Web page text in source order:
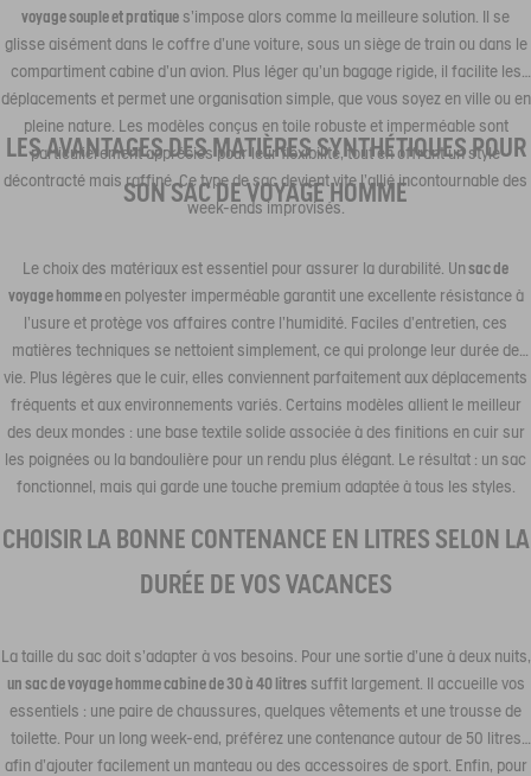
voyage souple et pratique s’impose alors comme la meilleure solution. Il se
glisse aisément dans le coffre d’une voiture, sous un siège de train ou dans le
compartiment cabine d’un avion. Plus léger qu’un bagage rigide, il facilite les
déplacements et permet une organisation simple, que vous soyez en ville ou en
pleine nature. Les modèles conçus en toile robuste et imperméable sont
particulièrement appréciés pour leur flexibilité, tout en offrant un style
décontracté mais raffiné. Ce type de sac devient vite l’allié incontournable des
week-ends improvisés.
LES AVANTAGES DES MATIÈRES SYNTHÉTIQUES POUR
SON SAC DE VOYAGE HOMME
Le choix des matériaux est essentiel pour assurer la durabilité. Unsac de
voyage hommeen polyester imperméable garantit une excellente résistance à
l’usure et protège vos affaires contre l’humidité. Faciles d’entretien, ces
matières techniques se nettoient simplement, ce qui prolonge leur durée de
vie. Plus légères que le cuir, elles conviennent parfaitement aux déplacements
fréquents et aux environnements variés. Certains modèles allient le meilleur
des deux mondes : une base textile solide associée à des finitions en cuir sur
les poignées ou la bandoulière pour un rendu plus élégant. Le résultat : un sac
fonctionnel, mais qui garde une touche premium adaptée à tous les styles.
CHOISIR LA BONNE CONTENANCE EN LITRES SELON LA
DURÉE DE VOS VACANCES
La taille du sac doit s’adapter à vos besoins. Pour une sortie d’une à deux nuits,
un sac de voyage homme cabine de 30 à 40 litressuffit largement. Il accueille vos
essentiels : une paire de chaussures, quelques vêtements et une trousse de
toilette. Pour un long week-end, préférez une contenance autour de 50 litres
afin d’ajouter facilement un manteau ou des accessoires de sport. Enfin, pour